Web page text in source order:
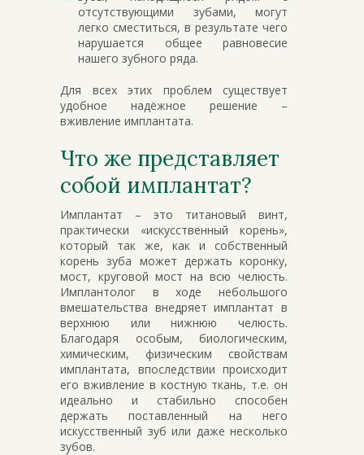
отсутствующими зубами, могут
легко сместиться, в результате чего
нарушается общее равновесие
нашего зубного ряда.
Для всех этих проблем существует
удобное надёжное решение –
вживление имплантата.
Что же представляет
собой имплантат?
Имплантат – это титановый винт,
практически «искусственный корень»,
который так же, как и собственный
корень зуба может держать коронку,
мост, круговой мост на всю челюсть.
Имплантолог в ходе небольшого
вмешательства внедряет имплантат в
верхнюю или нижнюю челюсть.
Благодаря особым, биологическим,
химическим, физическим свойствам
имплантата, впоследствии происходит
его вживление в костную ткань, т.е. он
идеально и стабильно способен
держать поставленный на него
искусственный зуб или даже несколько
зубов.